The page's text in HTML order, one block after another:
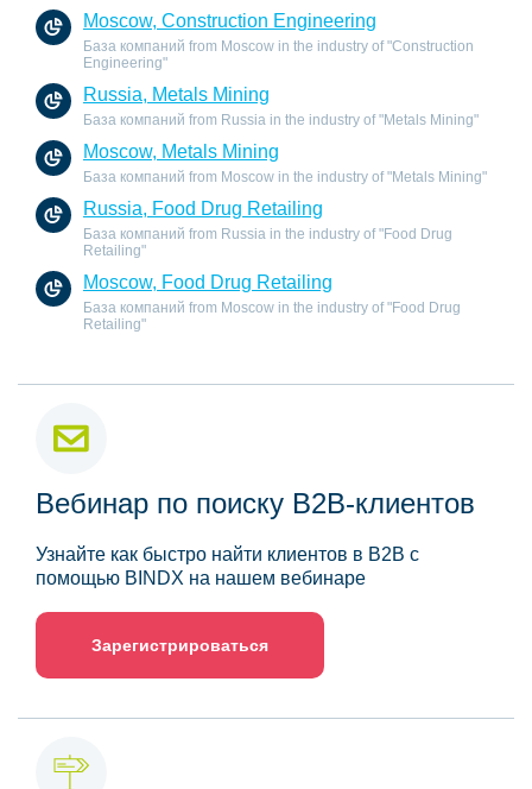
Moscow, Construction Engineering
База компаний from Moscow in the industry of "Construction
Engineering"
Russia, Metals Mining
База компаний from Russia in the industry of "Metals Mining"
Moscow, Metals Mining
База компаний from Moscow in the industry of "Metals Mining"
Russia, Food Drug Retailing
База компаний from Russia in the industry of "Food Drug
Retailing"
Moscow, Food Drug Retailing
База компаний from Moscow in the industry of "Food Drug
Retailing"
Вебинар по поиску B2B-клиентов
Узнайте как быстро найти клиентов в B2B с
помощью BINDX на нашем вебинаре
Зарегистрироваться